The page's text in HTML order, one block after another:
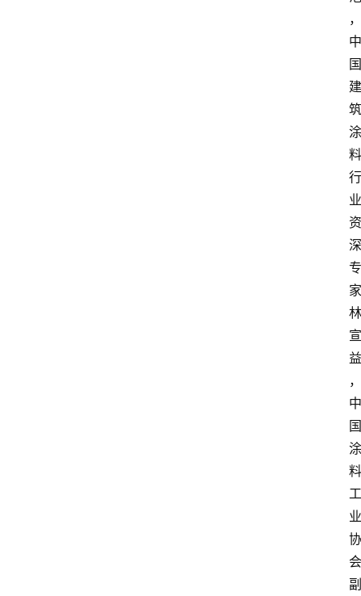
，
中
国
建
筑
涂
料
行
业
资
深
专
家
林
宣
益
，
中
国
涂
料
工
业
协
会
副